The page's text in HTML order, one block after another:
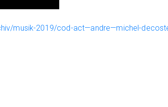
musik-2019/cod-act—andre—michel-